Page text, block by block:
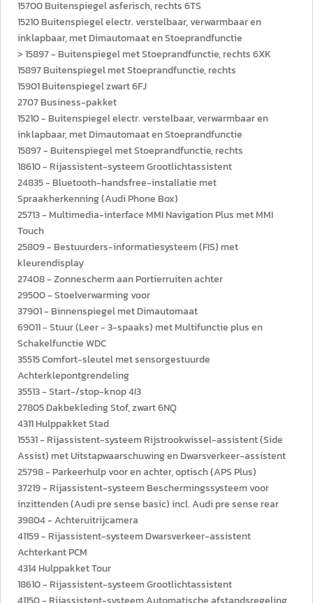
15700 Buitenspiegel asferisch, rechts 6TS
15210 Buitenspiegel electr. verstelbaar, verwarmbaar en
inklapbaar, met Dimautomaat en Stoeprandfunctie
> 15897 - Buitenspiegel met Stoeprandfunctie, rechts 6XK
15897 Buitenspiegel met Stoeprandfunctie, rechts
15901 Buitenspiegel zwart 6FJ
2707 Business-pakket
15210 - Buitenspiegel electr. verstelbaar, verwarmbaar en
inklapbaar, met Dimautomaat en Stoeprandfunctie
15897 - Buitenspiegel met Stoeprandfunctie, rechts
18610 - Rijassistent-systeem Grootlichtassistent
24835 - Bluetooth-handsfree-installatie met
Spraakherkenning (Audi Phone Box)
25713 - Multimedia-interface MMI Navigation Plus met MMI
Touch
25809 - Bestuurders-informatiesysteem (FIS) met
kleurendisplay
27408 - Zonnescherm aan Portierruiten achter
29500 - Stoelverwarming voor
37901 - Binnenspiegel met Dimautomaat
69011 - Stuur (Leer - 3-spaaks) met Multifunctie plus en
Schakelfunctie WDC
35515 Comfort-sleutel met sensorgestuurde
Achterklepontgrendeling
35513 - Start-/stop-knop 4I3
27805 Dakbekleding Stof, zwart 6NQ
4311 Hulppakket Stad
15531 - Rijassistent-systeem Rijstrookwissel-assistent (Side
Assist) met Uitstapwaarschuwing en Dwarsverkeer-assistent
25798 - Parkeerhulp voor en achter, optisch (APS Plus)
37219 - Rijassistent-systeem Beschermingssysteem voor
inzittenden (Audi pre sense basic) incl. Audi pre sense rear
39804 - Achteruitrijcamera
41159 - Rijassistent-systeem Dwarsverkeer-assistent
Achterkant PCM
4314 Hulppakket Tour
18610 - Rijassistent-systeem Grootlichtassistent